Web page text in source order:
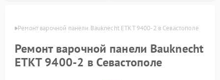
Ремонт варочной панели Bauknecht ETKT 9400-2 в Севастополе
Ремонт варочной панели Bauknecht
ETKT 9400-2 в Севастополе